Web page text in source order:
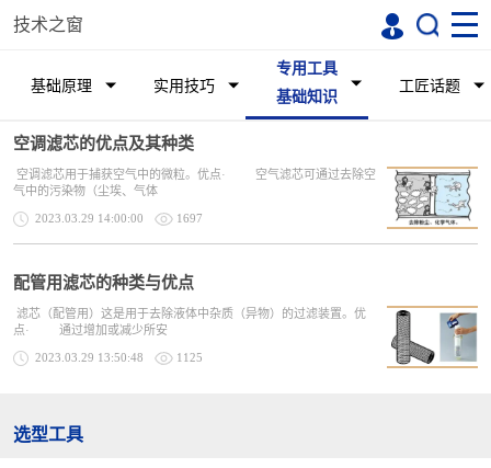
技术之窗
基础原理 实用技巧
专用工具
基础知识
工匠话题
空调滤芯的优点及其种类
空调滤芯用于捕获空气中的微粒。优点· 空气滤芯可通过去除空
气中的污染物（尘埃、气体
2023.03.29 14:00:00 1697
配管用滤芯的种类与优点
滤芯（配管用）这是用于去除液体中杂质（异物）的过滤装置。优
点· 通过增加或减少所安
2023.03.29 13:50:48 1125
选型工具